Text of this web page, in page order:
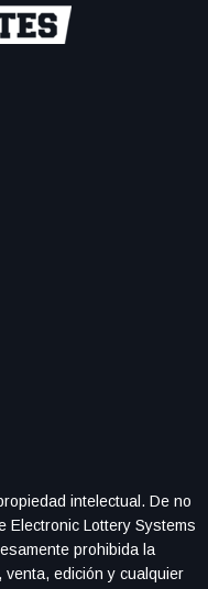
intelectual. De no
Electronic Lottery Systems
prohibida la
edición y cualquier